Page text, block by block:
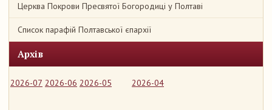
Церква Покрови Пресвятої Богородиці у Полтаві
Список парафій Полтавської єпархії
Архів
2026-07 2026-06 2026-05 2026-04